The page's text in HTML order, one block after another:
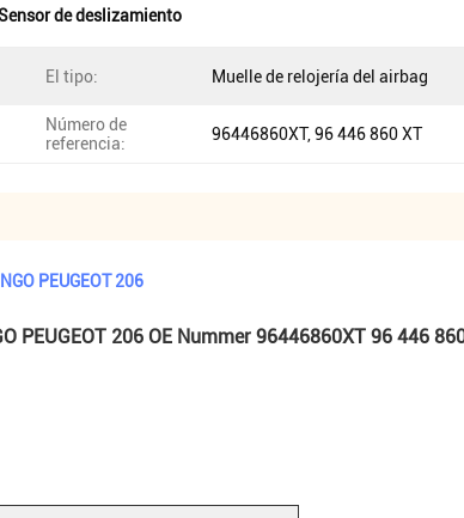
de deslizamiento
El tipo: Muelle de relojería del airbag
Número de
referencia:
96446860XT, 96 446 860 XT
PEUGEOT 206
PEUGEOT 206 OE Nummer 96446860XT 96 446